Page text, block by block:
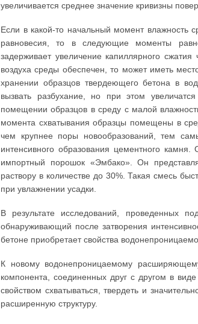
увеличивается среднее значение кривизны
Если в какой-то начальный момент влажность
равновесия, то в следующие моменты
задерживает увеличение капиллярного
воздуха среды обеспечен, то может иметь
хранении образцов твердеющего бетона в
вызвать разбухание, но при этом
помещении образцов в среду с малой
момента схватывания образцы помещены в
чем крупнее поры новообразований, тем
интенсивного образования цементного
импортный порошок «Эмбако». Он
раствору в количестве до 30%. Такая смесь
при увлажнении усадки.
В результате исследований, проведенных
обнаруживающий после затворения
бетоне приобретает свойства
К новому водонепроницаемому
компонента, соединенных друг с другом в
свойством схватываться, твердеть и
расширенную структуру.